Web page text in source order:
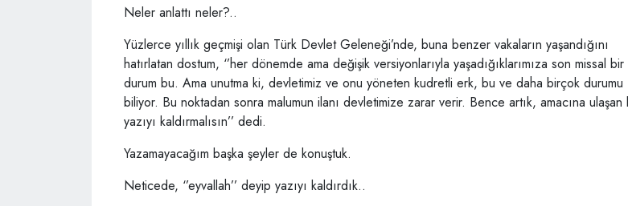
Neler anlattı neler?..
Yüzlerce yıllık geçmişi olan Türk Devlet Geleneği’nde, buna benzer vakaların yaşandığını
hatırlatan dostum, ‘’her dönemde ama değişik versiyonlarıyla yaşadığıklarımıza son missal bir
durum bu. Ama unutma ki, devletimiz ve onu yöneten kudretli erk, bu ve daha birçok durumu
biliyor. Bu noktadan sonra malumun ilanı devletimize zarar verir. Bence artık, amacına ulaşan
yazıyı kaldırmalısın’’ dedi.
Yazamayacağım başka şeyler de konuştuk.
Neticede, ‘’eyvallah’’ deyip yazıyı kaldırdık..